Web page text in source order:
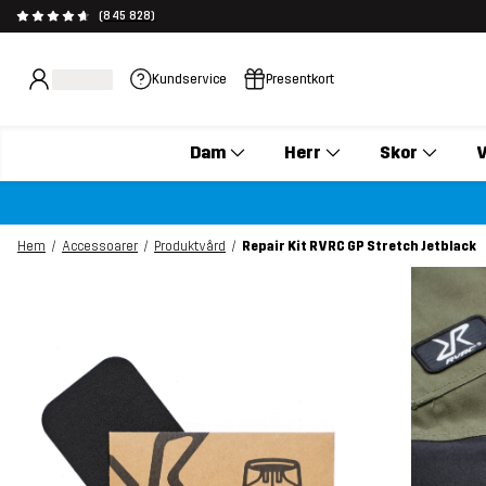
(845 828)
Kundservice Presentkort
Dam Herr Skor
Hem Accessoarer Produktvård
Repair Kit RVRC GP Stretch Jetblack